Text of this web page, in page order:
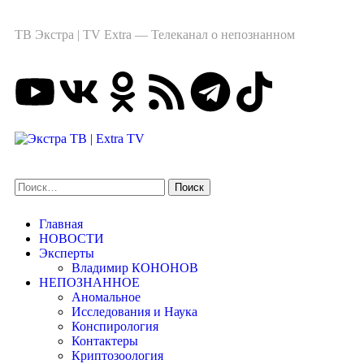
ТВ Экстра | TV Extra — Телеканал о непознанном
Главная
НОВОСТИ
Эксперты
Владимир КОНОНОВ
НЕПОЗНАННОЕ
Аномальное
Исследования и Наука
Конспирология
Контактеры
Криптозоология